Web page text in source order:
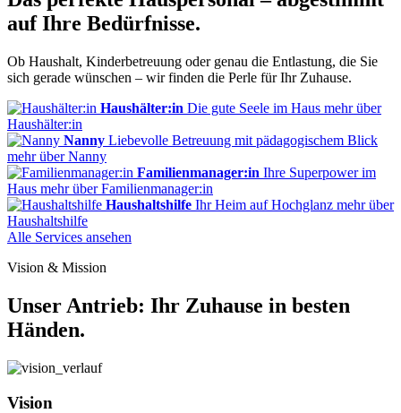
auf Ihre Bedürfnisse.
Ob Haushalt, Kinderbetreuung oder genau die Entlastung, die Sie
sich gerade wünschen – wir finden die Perle für Ihr Zuhause.
Haushälter:in Die gute Seele im Haus mehrüber
Haushälter:in
Nanny Liebevolle Betreuung mit pädagogischem Blick
mehrüber Nanny
Familienmanager:in Ihre Superpower im
Haus mehrüber Familienmanager:in
Haushaltshilfe Ihr Heim auf Hochglanz mehrüber
Haushaltshilfe
Alle Services ansehen
Vision & Mission
Unser Antrieb: Ihr Zuhause in besten
Händen.
Vision